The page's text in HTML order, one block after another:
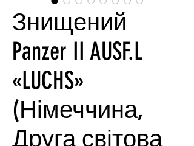
Знищений
Panzer II AUSF.L
«LUCHS»
(Німеччина,
Друга світова